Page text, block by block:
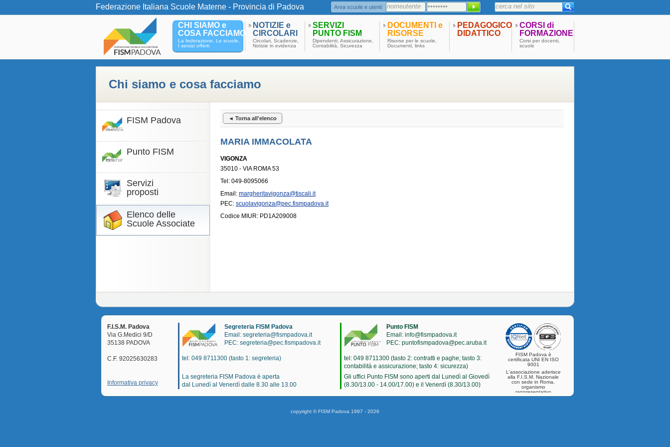
Federazione Italiana Scuole Materne - Provincia di Padova Area scuole e utenti
CHI SIAMO e
COSA FACCIAMO
La federazione, Le scuole,
I servizi offerti
NOTIZIE e
CIRCOLARI
Circolari, Scadenze,
Notizie in evidenza
SERVIZI
PUNTO FISM
Dipendenti, Assicurazione,
Contabilità, Sicurezza
DOCUMENTI e
RISORSE
Risorse per le scuole,
Documenti, links
PEDAGOGICO
DIDATTICO
CORSI di
FORMAZIONE
Corsi per docenti,
scuole
Chi siamo e cosa facciamo
FISM Padova
Punto FISM
Servizi
proposti
Elenco delle
Scuole Associate
◄ Torna all'elenco
MARIA IMMACOLATA
VIGONZA
35010 - VIA ROMA 53
Tel: 049-8095066
Email: margheritavigonza@tiscali.it
PEC: scuolavigonza@pec.fismpadova.it
Codice MIUR: PD1A209008
F.I.S.M. Padova
Via G.Medici 9/D
35138 PADOVA
C.F. 92025630283
Informativa privacy
Segreteria FISM Padova
Email: segreteria@fismpadova.it
PEC: segreteria@pec.fismpadova.it
tel: 049 8711300 (tasto 1: segreteria)
La segreteria FISM Padova è aperta
dal Lunedì al Venerdì dalle 8.30 alle 13.00
Punto FISM
Email: info@fismpadova.it
PEC: puntofismpadova@pec.aruba.it
tel: 049 8711300 (tasto 2: contratti e paghe; tasto 3:
contabilità e assicurazione; tasto 4: sicurezza)
Gli uffici Punto FISM sono aperti dal Lunedì al Giovedì
(8.30/13.00 - 14.00/17.00) e il Venerdì (8.30/13.00)
FISM Padova è
certificata UNI EN ISO
9001
L'associazione aderisce
alla F.I.S.M. Nazionale
con sede in Roma,
organismo
rappresentativo
nazionale della
copyright © FISM Padova 1997 - 2026